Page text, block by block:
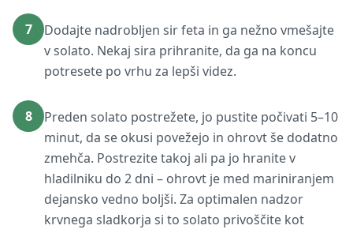
7
Dodajte nadrobljen sir feta in ga nežno vmešajte
v solato. Nekaj sira prihranite, da ga na koncu
potresete po vrhu za lepši videz.
8
Preden solato postrežete, jo pustite počivati 5–10
minut, da se okusi povežejo in ohrovt še dodatno
zmehča. Postrezite takoj ali pa jo hranite v
hladilniku do 2 dni – ohrovt je med mariniranjem
dejansko vedno boljši. Za optimalen nadzor
krvnega sladkorja si to solato privoščite kot